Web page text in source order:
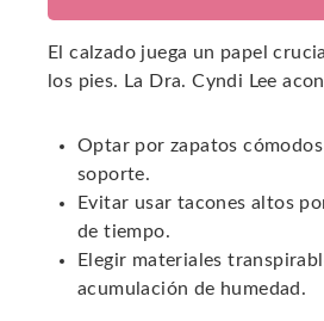
El calzado juega un papel
los pies. La Dra. Cyndi Lee
Optar por zapatos
soporte.
Evitar usar tacones altos
de tiempo.
Elegir materiales
acumulación de humedad.